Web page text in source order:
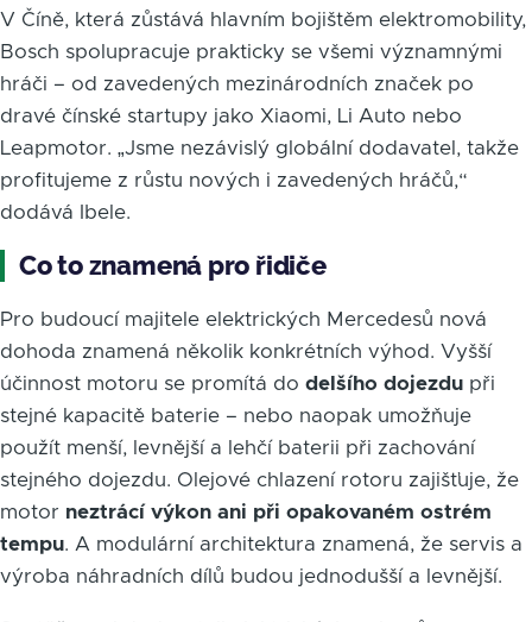
V Číně, která zůstává hlavním bojištěm elektromobility,
Bosch spolupracuje prakticky se všemi významnými
hráči – od zavedených mezinárodních značek po
dravé čínské startupy jako Xiaomi, Li Auto nebo
Leapmotor. „Jsme nezávislý globální dodavatel, takže
profitujeme z růstu nových i zavedených hráčů,“
dodává Ibele.
Co to znamená pro řidiče
Pro budoucí majitele elektrických Mercedesů nová
dohoda znamená několik konkrétních výhod. Vyšší
účinnost motoru se promítá do delšího dojezdu při
stejné kapacitě baterie – nebo naopak umožňuje
použít menší, levnější a lehčí baterii při zachování
stejného dojezdu. Olejové chlazení rotoru zajišťuje, že
motor neztrácí výkon ani při opakovaném ostrém
tempu. A modulární architektura znamená, že servis a
výroba náhradních dílů budou jednodušší a levnější.